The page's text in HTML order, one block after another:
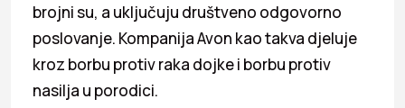
brojni su, a uključuju društveno odgovorno
poslovanje. Kompanija Avon kao takva djeluje
kroz borbu protiv raka dojke i borbu protiv
nasilja u porodici.